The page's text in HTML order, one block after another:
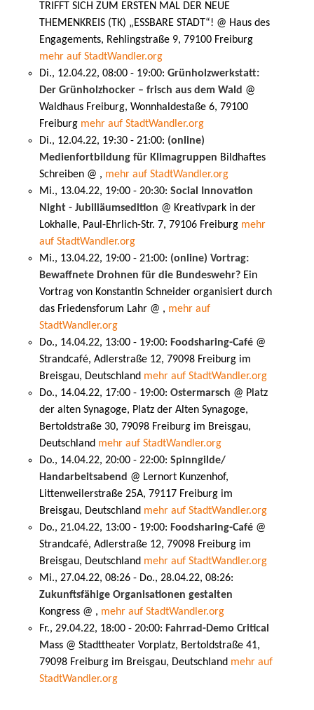
TRIFFT SICH ZUM ERSTEN MAL DER NEUE
THEMENKREIS (TK) „ESSBARE STADT“! @ Haus des
Engagements, Rehlingstraße 9, 79100 Freiburg
mehr auf StadtWandler.org
Di., 12.04.22, 08:00 - 19:00: Grünholzwerkstatt:
Der Grünholzhocker – frisch aus dem Wald @
Waldhaus Freiburg, Wonnhaldestaße 6, 79100
Freiburg mehr auf StadtWandler.org
Di., 12.04.22, 19:30 - 21:00: (online)
Medienfortbildung für Klimagruppen Bildhaftes
Schreiben @ , mehr auf StadtWandler.org
Mi., 13.04.22, 19:00 - 20:30: Social Innovation
Night - Jubiliäumsedition @ Kreativpark in der
Lokhalle, Paul-Ehrlich-Str. 7, 79106 Freiburg mehr
auf StadtWandler.org
Mi., 13.04.22, 19:00 - 21:00: (online) Vortrag:
Bewaffnete Drohnen für die Bundeswehr? Ein
Vortrag von Konstantin Schneider organisiert durch
das Friedensforum Lahr @ , mehr auf
StadtWandler.org
Do., 14.04.22, 13:00 - 19:00: Foodsharing-Café @
Strandcafé, Adlerstraße 12, 79098 Freiburg im
Breisgau, Deutschland mehr auf StadtWandler.org
Do., 14.04.22, 17:00 - 19:00: Ostermarsch @ Platz
der alten Synagoge, Platz der Alten Synagoge,
Bertoldstraße 30, 79098 Freiburg im Breisgau,
Deutschland mehr auf StadtWandler.org
Do., 14.04.22, 20:00 - 22:00: Spinngilde/
Handarbeitsabend @ Lernort Kunzenhof,
Littenweilerstraße 25A, 79117 Freiburg im
Breisgau, Deutschland mehr auf StadtWandler.org
Do., 21.04.22, 13:00 - 19:00: Foodsharing-Café @
Strandcafé, Adlerstraße 12, 79098 Freiburg im
Breisgau, Deutschland mehr auf StadtWandler.org
Mi., 27.04.22, 08:26 - Do., 28.04.22, 08:26:
Zukunftsfähige Organisationen gestalten
Kongress @ , mehr auf StadtWandler.org
Fr., 29.04.22, 18:00 - 20:00: Fahrrad-Demo Critical
Mass @ Stadttheater Vorplatz, Bertoldstraße 41,
79098 Freiburg im Breisgau, Deutschland mehr auf
StadtWandler.org